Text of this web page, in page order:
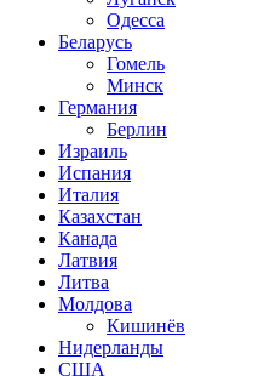
Одесса
Беларусь
Гомель
Минск
Германия
Берлин
Израиль
Испания
Италия
Казахстан
Канада
Латвия
Литва
Молдова
Кишинёв
Нидерланды
США